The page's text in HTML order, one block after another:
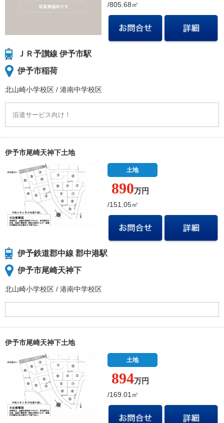
/805.68㎡
ＪＲ予讃線 伊予市駅
伊予市稲荷
北山崎小学校区 / 港南中学校区
沿道サービス向け！
伊予市尾崎天神下土地
土地
890万円
/151.05㎡
伊予鉄道郡中線 郡中港駅
伊予市尾崎天神下
北山崎小学校区 / 港南中学校区
伊予市尾崎天神下土地
土地
894万円
/169.01㎡